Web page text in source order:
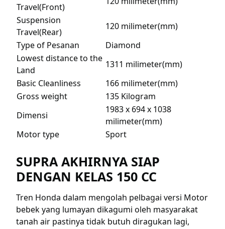
Travel(Front)
Suspension
Travel(Rear)
120 milimeter(mm)
Type of Pesanan
Diamond
Lowest distance to the
Land
1311 milimeter(mm)
Basic Cleanliness
166 milimeter(mm)
Gross weight
135 Kilogram
Dimensi
1983 x 694 x 1038
milimeter(mm)
Motor type
Sport
SUPRA AKHIRNYA SIAP
DENGAN KELAS 150 CC
Tren Honda dalam mengolah pelbagai versi Motor
bebek yang lumayan dikagumi oleh masyarakat
tanah air pastinya tidak butuh diragukan lagi,